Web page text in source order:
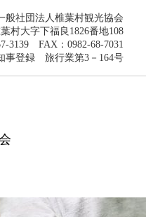
般社団法人椎葉村観光協会
村大字下福良1826番地108
3139 FAX：0982-68-7031
事登録 旅行業第3－164号